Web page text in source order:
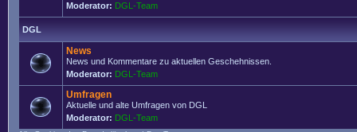
Moderator: DGL-Team
DGL
News
News und Kommentare zu aktuellen Geschehnissen.
Moderator: DGL-Team
Umfragen
Aktuelle und alte Umfragen von DGL
Moderator: DGL-Team